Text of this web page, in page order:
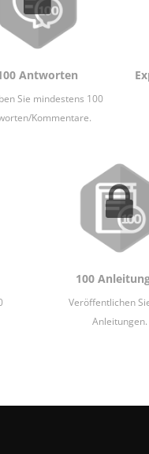
Antworten
Sie mindestens 100
Kommentare.
100
Veröffentlichen
Anleitungen.